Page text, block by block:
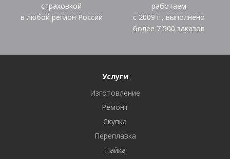
страховкой
в любой регион России
работаем
с 2009 г., выполнено
более 7 500 заказов
Услуги
Изготовление
Ремонт
Скупка
Переплавка
Пайка